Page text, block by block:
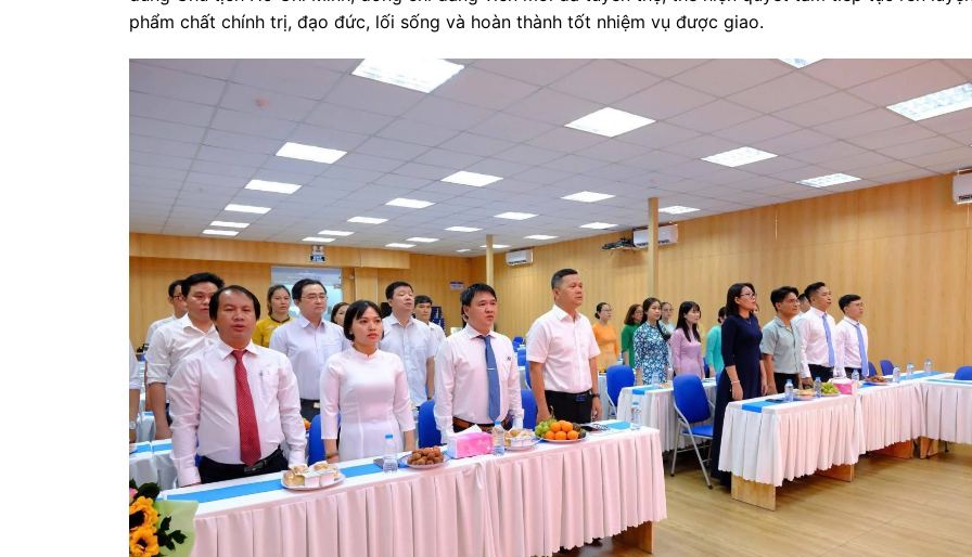
phẩm chất chính trị, đạo đức, lối sống và hoàn thành tốt nhiệm vụ được giao.